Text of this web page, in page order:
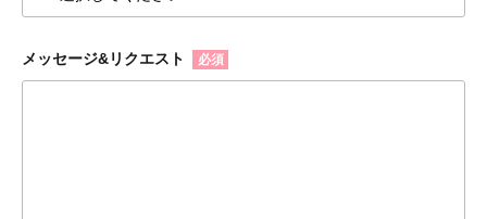
メッセージ&リクエスト 必須